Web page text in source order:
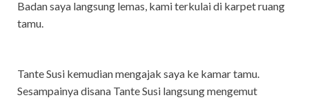
Badan saya langsung lemas, kami terkulai di karpet ruang
tamu.
Tante Susi kemudian mengajak saya ke kamar tamu.
Sesampainya disana Tante Susi langsung mengemut